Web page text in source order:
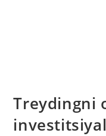
Treydingni